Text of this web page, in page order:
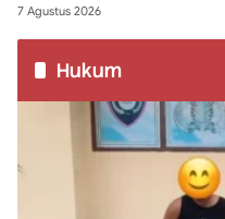
7 Agustus 2026
Hukum